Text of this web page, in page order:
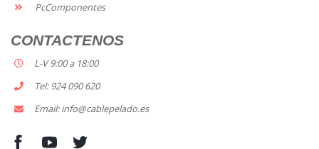
PcComponentes
CONTACTENOS
L-V 9:00 a 18:00
Tel: 924 090 620
Email: info@cablepelado.es